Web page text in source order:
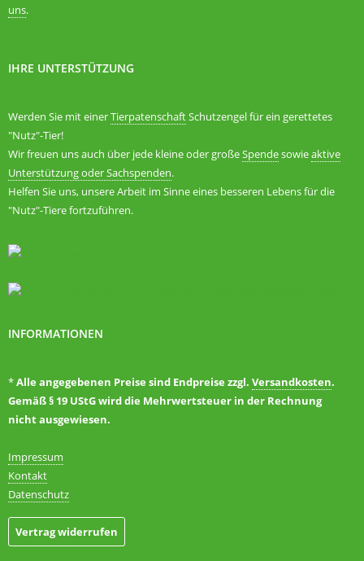
uns.
IHRE UNTERSTÜTZUNG
Werden Sie mit einerTierpatenschaftSchutzengel für ein gerettetes
"Nutz"-Tier!
Wir freuen uns auch über jede kleine oder großeSpendesowieaktive
Unterstützung oder Sachspenden.
Helfen Sie uns, unsere Arbeit im Sinne eines besseren Lebens für die
"Nutz"-Tiere fortzuführen.
INFORMATIONEN
*Alle angegebenen Preise sind Endpreise zzgl. Versandkosten.
Gemäß § 19 UStG wird die Mehrwertsteuer in der Rechnung
nicht ausgewiesen.
Impressum
Kontakt
Datenschutz
Vertrag widerrufen